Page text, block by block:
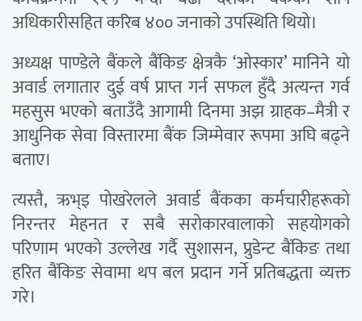
अधिकारीसहित करिब ४०० जनाको उपस्थिति थियो।
अध्यक्ष पाण्डेले बैंकले बैंकिङ क्षेत्रकै ‘ओस्कार’ मानिने यो
अवार्ड लगातार दुई वर्ष प्राप्त गर्न सफल हुँदै अत्यन्त गर्व
महसुस भएको बताउँदै आगामी दिनमा अझ ग्राहक–मैत्री र
आधुनिक सेवा विस्तारमा बैंक जिम्मेवार रूपमा अघि बढ्ने
बताए।
त्यस्तै, ऋभ्इ पोखरेलले अवार्ड बैंकका कर्मचारीहरूको
निरन्तर मेहनत र सबै सरोकारवालाको सहयोगको
परिणाम भएको उल्लेख गर्दै सुशासन, प्रुडेन्ट बैंकिङ तथा
हरित बैंकिङ सेवामा थप बल प्रदान गर्ने प्रतिबद्धता व्यक्त
गरे।